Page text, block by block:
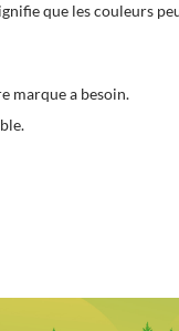
que les couleurs
marque a besoin.